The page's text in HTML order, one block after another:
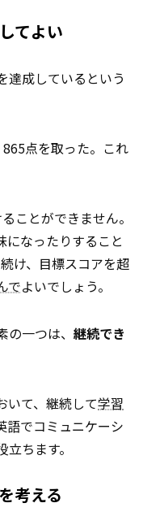
てよい
達成しているという
点を取った。これ
ことができません。
になったりすること
け、目標スコアを超
でよいでしょう。
一つは、 継続でき
いて、継続して学習
語でコミュニケーシ
ちます。
考える